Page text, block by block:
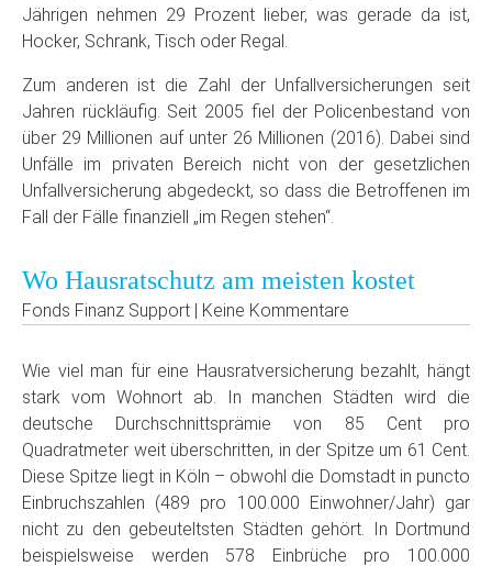
Jährigen nehmen 29 Prozent lieber, was gerade da ist,
Hocker, Schrank, Tisch oder Regal.
Zum anderen ist die Zahl der Unfallversicherungen seit
Jahren rückläufig. Seit 2005 fiel der Policenbestand von
über 29 Millionen auf unter 26 Millionen (2016). Dabei sind
Unfälle im privaten Bereich nicht von der gesetzlichen
Unfallversicherung abgedeckt, so dass die Betroffenen im
Fall der Fälle finanziell „im Regen stehen“.
Wo Hausratschutz am meisten kostet
Fonds Finanz Support | Keine Kommentare
Wie viel man für eine Hausratversicherung bezahlt, hängt
stark vom Wohnort ab. In manchen Städten wird die
deutsche Durchschnittsprämie von 85 Cent pro
Quadratmeter weit überschritten, in der Spitze um 61 Cent.
Diese Spitze liegt in Köln – obwohl die Domstadt in puncto
Einbruchszahlen (489 pro 100.000 Einwohner/Jahr) gar
nicht zu den gebeuteltsten Städten gehört. In Dortmund
beispielsweise werden 578 Einbrüche pro 100.000